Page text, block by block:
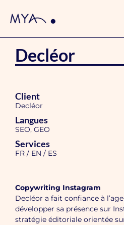
Decléor
Client
Decléor
Langues
SEO, GEO
Services
FR / EN / ES
Copywriting Instagram
Decléor a fait confiance à
développer sa présence sur
stratégie éditoriale orientée